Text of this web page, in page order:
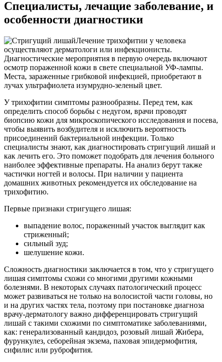
Специалисты, лечащие заболевание, и
особенности диагностики
Лечение трихофитии у человека
осуществляют дерматологи или инфекционисты.
Диагностические мероприятия в первую очередь включают
осмотр пораженной кожи в свете специальной УФ-лампы.
Места, зараженные грибковой инфекцией, приобретают в
лучах ультрафиолета изумрудно-зеленый цвет.
У трихофитии симптомы разнообразны. Перед тем, как
определить способ борьбы с недугом, врачи проводят
биопсию кожи для микроскопического исследования и посева,
чтобы выявить возбудителя и исключить вероятность
присоединений бактериальной инфекции. Только
специалисты знают, как диагностировать стригущий лишай и
как лечить его. Это поможет подобрать для лечения больного
наиболее эффективные препараты. На анализ берут также
частички ногтей и волосы. При наличии у пациента
домашних животных рекомендуется их обследование на
трихофитию.
Первые признаки стригущего лишая:
выпадение волос, пораженный участок выглядит как
стриженный;
сильный зуд;
шелушение кожи.
Сложность диагностики заключается в том, что у стригущего
лишая симптомы схожи со многими другими кожными
болезнями. В некоторых случаях патологический процесс
может развиваться не только на волосистой части головы, но
и на других частях тела, поэтому при постановке диагноза
врачу-дерматологу важно дифференцировать стригущий
лишай с такими схожими по симптоматике заболеваниями,
как: генерализованный кандидоз, розовый лишай Жибера,
фурункулез, себорейная экзема, паховая эпидермофития,
сифилис или руброфития.